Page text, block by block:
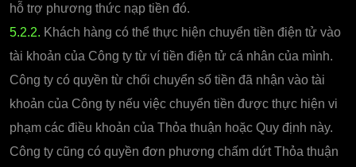
hỗ trợ phương thức nạp tiền đó.
5.2.2. Khách hàng có thể thực hiện chuyển tiền điện tử vào
tài khoản của Công ty từ ví tiền điện tử cá nhân của mình.
Công ty có quyền từ chối chuyển số tiền đã nhận vào tài
khoản của Công ty nếu việc chuyển tiền được thực hiện vi
phạm các điều khoản của Thỏa thuận hoặc Quy định này.
Công ty cũng có quyền đơn phương chấm dứt Thỏa thuận